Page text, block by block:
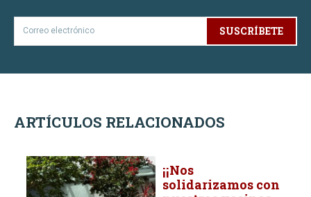
SUSCRÍBETE
ARTÍCULOS RELACIONADOS
¡¡Nos
solidarizamos con